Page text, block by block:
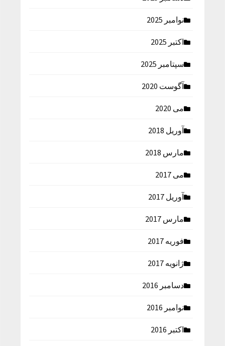
نوامبر 2025
اکتبر 2025
سپتامبر 2025
آگوست 2020
می 2020
آوریل 2018
مارس 2018
می 2017
آوریل 2017
مارس 2017
فوریه 2017
ژانویه 2017
دسامبر 2016
نوامبر 2016
اکتبر 2016